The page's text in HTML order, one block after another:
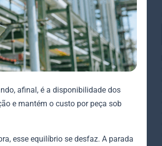
afinal, é a disponibilidade dos
e mantém o custo por peça sob
esse equilíbrio se desfaz. A parada